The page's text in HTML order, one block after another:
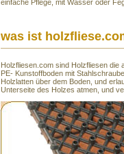
einfache Pflege, mit Wasser oder
was ist
Holzfliesen.com sind Holzfliesen die
PE- Kunstoffboden mit
Holzlatten über dem Boden, und
Unterseite des Holzes atmen, und